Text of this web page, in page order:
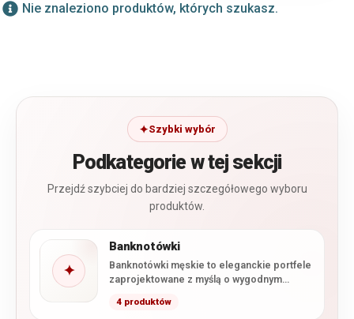
Nie znaleziono produktów, których szukasz.
Szybki wybór
Podkategorie w tej sekcji
Przejdź szybciej do bardziej szczegółowego wyboru
produktów.
✦
Banknotówki
Banknotówki męskie to eleganckie portfele
zaprojektowane z myślą o wygodnym
najważniejszych dokumentów.…
4 produktów